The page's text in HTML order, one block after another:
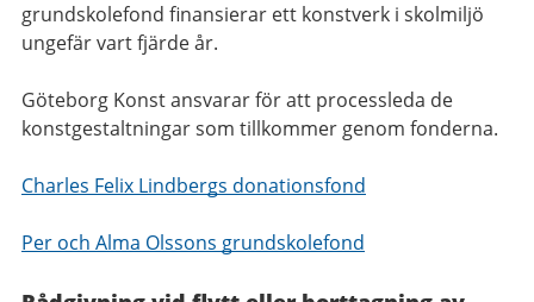
grundskolefond finansierar ett konstverk i skolmiljö
ungefär vart fjärde år.
Göteborg Konst ansvarar för att processleda de
konstgestaltningar som tillkommer genom fonderna.
Charles Felix Lindbergs donationsfond
Per och Alma Olssons grundskolefond